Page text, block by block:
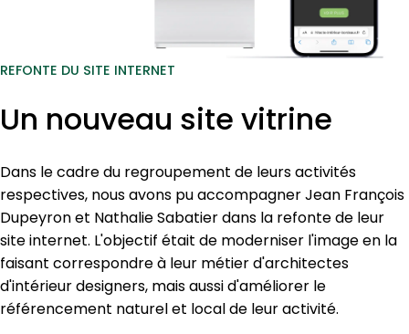
REFONTE DU SITE INTERNET
Un nouveau site vitrine
Dans le cadre du regroupement de leurs activités
respectives, nous avons pu accompagner Jean François
Dupeyron et Nathalie Sabatier dans la refonte de leur
site internet. L'objectif était de moderniser l'image en la
faisant correspondre à leur métier d'architectes
d'intérieur designers, mais aussi d'améliorer le
référencement naturel et local de leur activité.